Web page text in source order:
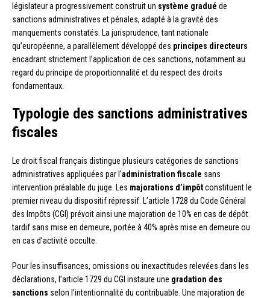
législateur a progressivement construit un système gradué de
sanctions administratives et pénales, adapté à la gravité des
manquements constatés. La jurisprudence, tant nationale
qu’européenne, a parallèlement développé des principes directeurs
encadrant strictement l’application de ces sanctions, notamment au
regard du principe de proportionnalité et du respect des droits
fondamentaux.
Typologie des sanctions administratives
fiscales
Le droit fiscal français distingue plusieurs catégories de sanctions
administratives appliquées par l’administration fiscale sans
intervention préalable du juge. Les majorations d’impôtconstituent le
premier niveau du dispositif répressif. L’article 1728 du Code Général
des Impôts (CGI) prévoit ainsi une majoration de 10% en cas de dépôt
tardif sans mise en demeure, portée à 40% après mise en demeure ou
en cas d’activité occulte.
Pour les insuffisances, omissions ou inexactitudes relevées dans les
déclarations, l’article 1729 du CGI instaure une gradation des
sanctions selon l’intentionnalité du contribuable. Une majoration de